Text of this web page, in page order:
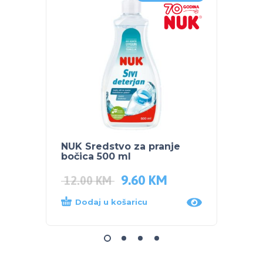
NUK Sredstvo za pranje
bočica 500 ml
12.00KM 9.60 KM
Dodaj u košaricu